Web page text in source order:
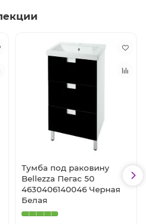
Тумба под раковину
Bellezza Пегас 50
4630406140046 Черная
Белая